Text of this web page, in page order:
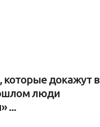
которые докажут
люди
...